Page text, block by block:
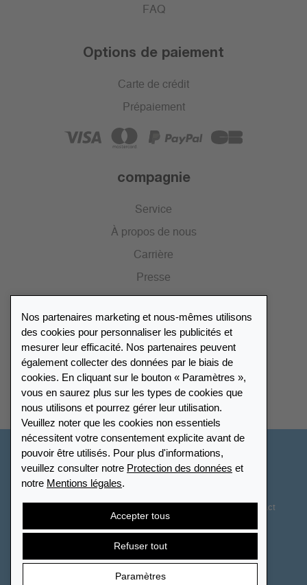
FAQ
Options de paiement
Carte de crédit
Prépaiement
compagnie
Service
À propos de nous
Carrière
Presse
Portail des revendeurs
Répertoire des revendeurs
Trouver Leuchtturm
Nos partenaires marketing et nous-mêmes utilisons
des cookies pour personnaliser les publicités et
mesurer leur efficacité. Nos partenaires peuvent
également collecter des données par le biais de
cookies. En cliquant sur le bouton « Paramètres »,
vous en saurez plus sur les types de cookies que
nous utilisons et pourrez gérer leur utilisation.
Veuillez noter que les cookies non essentiels
nécessitent votre consentement explicite avant de
pouvoir être utilisés. Pour plus d'informations,
veuillez consulter notre Protection des données et
notre Mentions légales.
Accepter tous
Refuser tout
Paramètres
France
Paramètres des cookies
Contact
Droit de rétractation Résilier le contrat
© 2026 LEUCHTTURM. Tous droits réservés.